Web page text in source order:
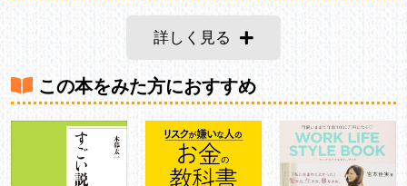
詳しく見る
この本をみた方におすすめ